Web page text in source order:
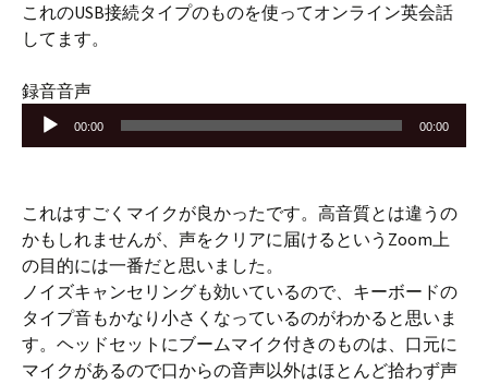
これのUSB接続タイプのものを使ってオンライン英会話
してます。
録音音声音
プ
ヤ
ー
00:00 00:00
これはすごくマイクが良かったです。高音質とは違うの
かもしれませんが、声をクリアに届けるというZoom上
の目的には一番だと思いました。
ノイズキャンセリングも効いているので、キーボードの
タイプ音もかなり小さくなっているのがわかると思いま
す。ヘッドセットにブームマイク付きのものは、口元に
マイクがあるので口からの音声以外はほとんど拾わず声